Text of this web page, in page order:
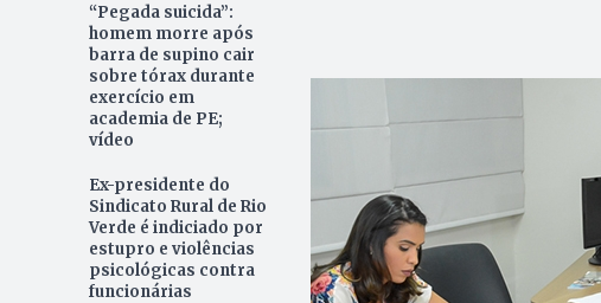
“Pegada suicida”:
homem morre após
barra de supino cair
sobre tórax durante
exercício em
academia de PE;
vídeo
Ex-presidente do
Sindicato Rural de Rio
Verde é indiciado por
estupro e violências
psicológicas contra
funcionárias